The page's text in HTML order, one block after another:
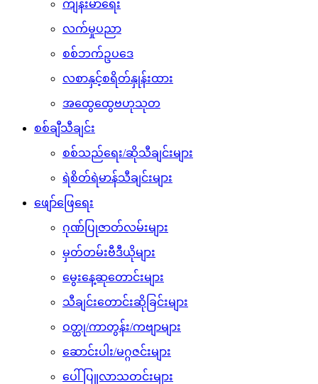
ကျန်းမာရေး
လက်မှုပညာ
စစ်ဘက်ဥပဒေ
လစာနှင့်စရိတ်နှုန်းထား
အထွေထွေဗဟုသုတ
စစ်ချီသီချင်း
စစ်သည်ရေး/ဆိုသီချင်းများ
ရဲစိတ်ရဲမာန်သီချင်းများ
ဖျော်ဖြေရေး
ဂုဏ်ပြုဇာတ်လမ်းများ
မှတ်တမ်းဗီဒီယိုများ
မွေးနေ့ဆုတောင်းများ
သီချင်းတောင်းဆိုခြင်းများ
ဝတ္ထု/ကာတွန်း/ကဗျာများ
ဆောင်းပါး/မဂ္ဂဇင်းများ
ပေါ်ပြူလာသတင်းများ